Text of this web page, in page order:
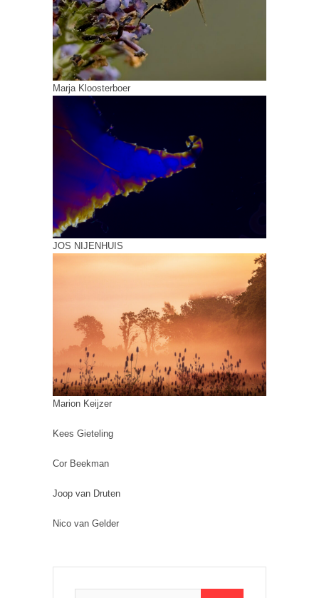
Marja Kloosterboer
JOS NIJENHUIS
Marion Keijzer
Kees Gieteling
Cor Beekman
Joop van Druten
Nico van Gelder